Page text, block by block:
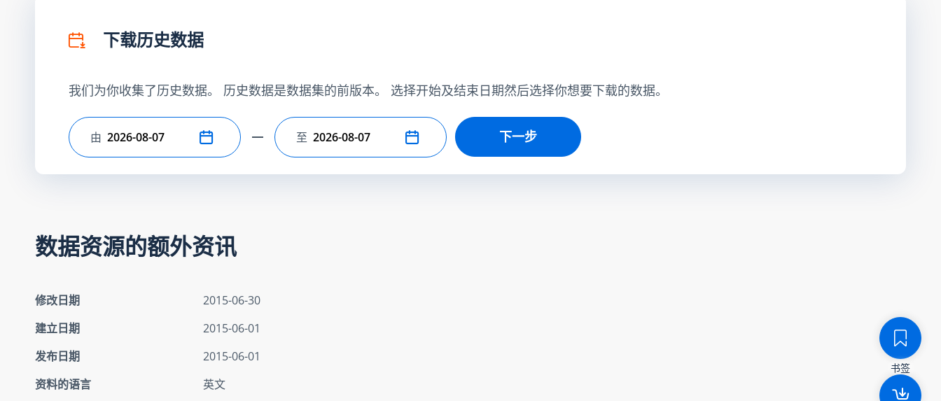
下载历史数据
我们为你收集了历史数据。 历史数据是数据集的前版本。 选择开始及结束日期然后选择你想要下载的数据。
选择开始日期
由 选择结束日期
至 下一步
数据资源的额外资讯
修改日期
2015-06-30
建立日期
2015-06-01
发布日期
2015-06-01
资料的语言
英文
书签